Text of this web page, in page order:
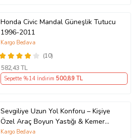
Honda Civic Mandal Güneşlik Tutucu
1996-2011
(10)
Kargo Bedava
582,43 TL
Sepette %14 İndirim 500,89 TL
Sevgiliye Uzun Yol Konforu – Kişiye
Özel Araç Boyun Yastığı & Kemer
Pedi Hediye Seti
Kargo Bedava